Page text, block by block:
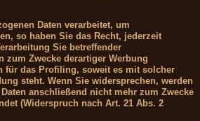
Daten verarbeitet, um
so haben Sie das Recht, jederzeit
Sie betreffender
zum Zwecke derartiger Werbung
für das Profiling, soweit es mit solcher
steht. Wenn Sie widersprechen, werden
Daten anschließend nicht mehr zum Zwecke
(Widerspruch nach Art. 21 Abs. 2